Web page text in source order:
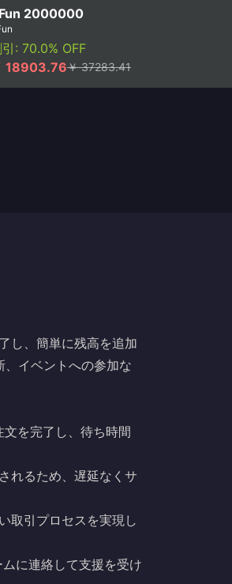
2000000
: 70.0% OFF
18903.76￥ 37283.41
し、簡単に残高を追加
イベントへの参加な
を完了し、待ち時間
れるため、遅延なくサ
取引プロセスを実現し
に連絡して支援を受け